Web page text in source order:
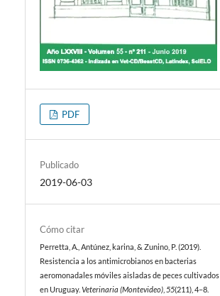
PDF
Publicado
2019-06-03
Cómo citar
Perretta, A., Antúnez, karina, & Zunino, P. (2019).
Resistencia a los antimicrobianos en bacterias
aeromonadales móviles aisladas de peces cultivados
en Uruguay.Veterinaria (Montevideo) ,55(211), 4–8.